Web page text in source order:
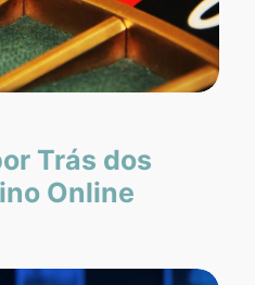
Trás dos
Online